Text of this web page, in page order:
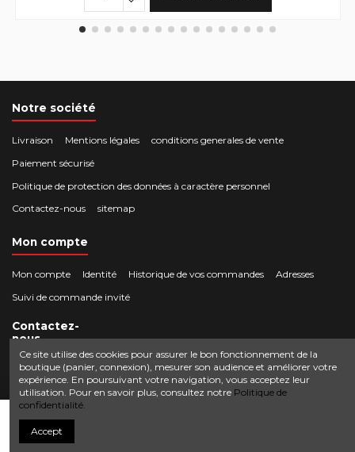
Notre société
Livraison Mentions légales
conditions generales de vente
Paiement sécurisé
Politique de protection des données à caractère personnel
Contactez-nous
sitemap
Mon compte
Mon compte Identité Historique de vos commandes
Adresses
Suivi de commande invité
Contactez-
nous
Crocbois-motoculture.com
50 route de Villefort 48800 Pied-de-Borne
0624436257
contact@crocbois-motoculture.com
Ce site utilise des cookies pour assurer le bon fonctionnement de la
boutique (panier, connexion), mesurer son audience et améliorer votre
expérience. En poursuivant votre navigation, vous acceptez leur
utilisation. Pour en savoir plus, consultez notre Politique de
confidentialité.
Accept